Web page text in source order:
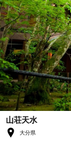
山荘天水
大分県